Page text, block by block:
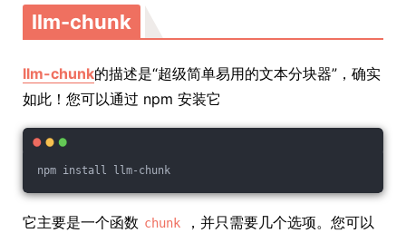
llm-chunk
llm-chunk的描述是“超级简单易用的文本分块器”，确实
如此！您可以通过 npm 安装它
npm install llm-chunk
它主要是一个函数 chunk
，并只需要几个选项。您可以